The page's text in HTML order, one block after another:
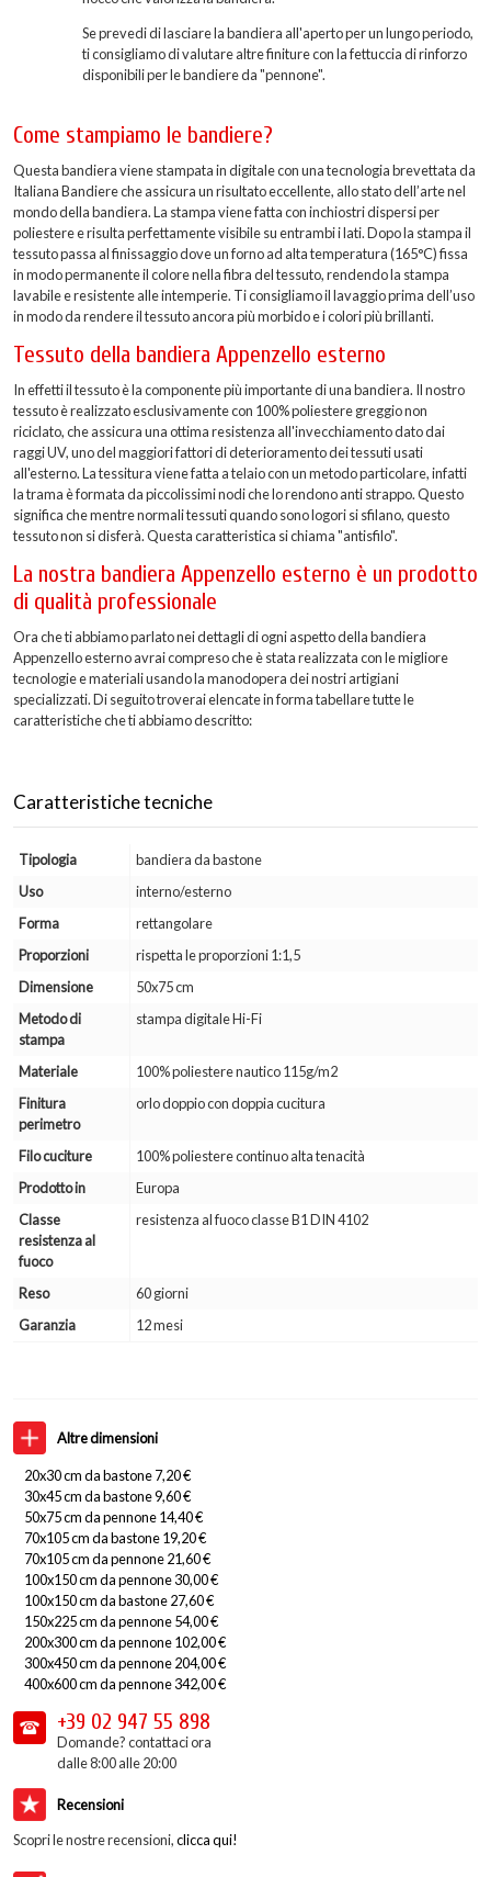
Altre dimensioni
20x30 cm da bastone 7,20 €
30x45 cm da bastone 9,60 €
50x75 cm da pennone 14,40 €
70x105 cm da bastone 19,20 €
70x105 cm da pennone 21,60 €
100x150 cm da pennone 30,00 €
100x150 cm da bastone 27,60 €
150x225 cm da pennone 54,00 €
200x300 cm da pennone 102,00 €
300x450 cm da pennone 204,00 €
400x600 cm da pennone 342,00 €
+39 02 947 55 898
Domande? contattaci ora
dalle 8:00 alle 20:00
Recensioni
Scopri le nostre recensioni,clicca qui!
Se prevedi di lasciare la bandiera all'aperto per un lungo periodo,
ti consigliamo di valutare altre finiture con la fettuccia di rinforzo
disponibili per le bandiere da "pennone".
Come stampiamo le bandiere?
Questa bandiera viene stampata in digitale con una tecnologia brevettata da
Italiana Bandiere che assicura un risultato eccellente, allo stato dell’arte nel
mondo della bandiera. La stampa viene fatta con inchiostri dispersi per
poliestere e risulta perfettamente visibile su entrambi i lati. Dopo la stampa il
tessuto passa al finissaggio dove un forno ad alta temperatura (165°C) fissa
in modo permanente il colore nella fibra del tessuto, rendendo la stampa
lavabile e resistente alle intemperie. Ti consigliamo il lavaggio prima dell’uso
in modo da rendere il tessuto ancora più morbido e i colori più brillanti.
Tessuto della bandiera Appenzello esterno
In effetti il tessuto è la componente più importante di una bandiera. Il nostro
tessuto è realizzato esclusivamente con 100% poliestere greggio non
riciclato, che assicura una ottima resistenza all'invecchiamento dato dai
raggi UV, uno del maggiori fattori di deterioramento dei tessuti usati
all'esterno. La tessitura viene fatta a telaio con un metodo particolare, infatti
la trama è formata da piccolissimi nodi che lo rendono anti strappo. Questo
significa che mentre normali tessuti quando sono logori si sfilano, questo
tessuto non si disferà. Questa caratteristica si chiama "antisfilo".
La nostra bandiera Appenzello esterno è un prodotto
di qualità professionale
Ora che ti abbiamo parlato nei dettagli di ogni aspetto della bandiera
Appenzello esterno avrai compreso che è stata realizzata con le migliore
tecnologie e materiali usando la manodopera dei nostri artigiani
specializzati. Di seguito troverai elencate in forma tabellare tutte le
caratteristiche che ti abbiamo descritto:
Caratteristiche tecniche
Tipologia
bandiera da bastone
Uso
interno/esterno
Forma
rettangolare
Proporzioni
rispetta le proporzioni 1:1,5
Dimensione
50x75 cm
Metodo di
stampa
stampa digitale Hi-Fi
Materiale
100% poliestere nautico 115g/m2
Finitura
perimetro
orlo doppio con doppia cucitura
Filo cuciture
100% poliestere continuo alta tenacità
Prodotto in
Europa
Classe
resistenza al
fuoco
resistenza al fuoco classe B1 DIN 4102
Reso
60 giorni
Garanzia
12 mesi